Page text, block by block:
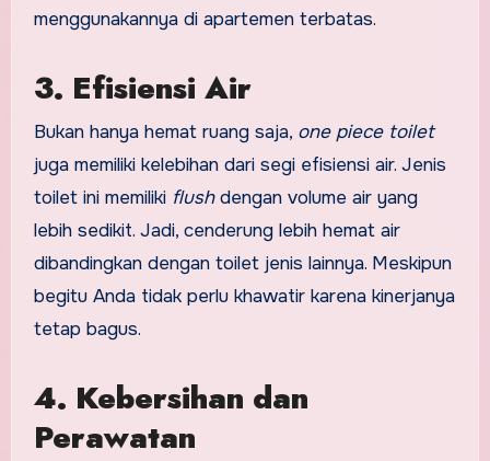
menggunakannya di apartemen terbatas.
3. Efisiensi Air
Bukan hanya hemat ruang saja, one piece toilet
juga memiliki kelebihan dari segi efisiensi air. Jenis
toilet ini memiliki flushdengan volume air yang
lebih sedikit. Jadi, cenderung lebih hemat air
dibandingkan dengan toilet jenis lainnya. Meskipun
begitu Anda tidak perlu khawatir karena kinerjanya
tetap bagus.
4. Kebersihan dan
Perawatan